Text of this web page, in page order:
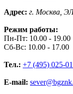
Адрес: г. Москва,
Режим работы:
Пн-Пт: 10.00 - 19.00
Сб-Вс: 10.00 - 17.00
Тел.: +7 (495) 025-
E-mail: